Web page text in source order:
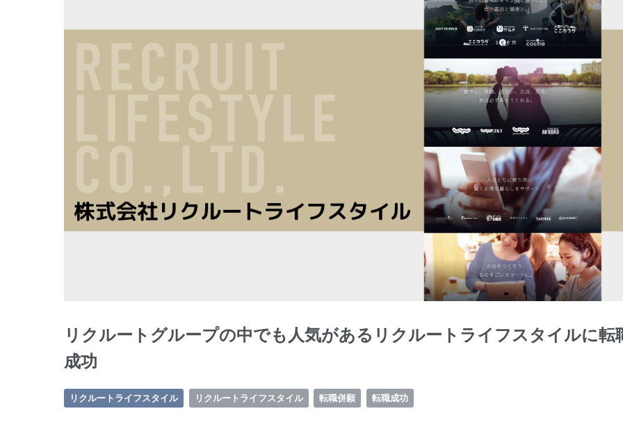
リクルートグループの中でも人気があるリクルートライフスタイルに転
成功
リクルートライフスタイル リクルートライフスタイル 転職併願 転職成功